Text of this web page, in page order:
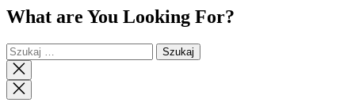
What are You Looking For?
Szukaj:
Close
search
Close
Menu